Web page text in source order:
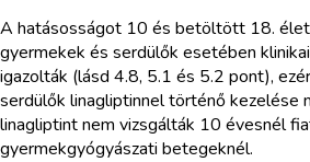
A hatásosságot 10 és betöltött 18.
gyermekek és serdülők esetében
igazolták (lásd 4.8, 5.1 és 5.2 pont),
serdülők linagliptinnel történő kezelése
linagliptint nem vizsgálták 10 évesnél
gyermekgyógyászati betegeknél.